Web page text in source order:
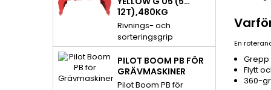
möter. Piikki
hydraulhamrarna fås
till stånd mellan olja
och gas och
producerar en effektiv
slagkraft. Green
Attachments Piikki
hydrauliska och
producerar en effektiv
och säker
slagkraft. Fördelen
med Red hydrauliska
hammaren: konstant
slagkraft, hög
12T),480KG
Rivnings- och
sorteringsgrip
Rivnings- och
sorteringsgrip Yellow G
05 (5...12t),480kg
rivningsgrip. Yellow line
PILOT BOOM PB FÖR
GRÄVMASKINER
Pilot Boom PB för
En
Grepp
Flytt
360-